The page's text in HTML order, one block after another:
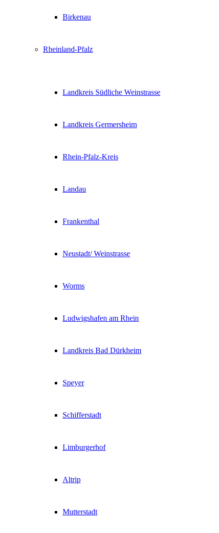
Birkenau
Rheinland-Pfalz
Landkreis Südliche Weinstrasse
Landkreis Germersheim
Rhein-Pfalz-Kreis
Landau
Frankenthal
Neustadt/ Weinstrasse
Worms
Ludwigshafen am Rhein
Landkreis Bad Dürkheim
Speyer
Schifferstadt
Limburgerhof
Altrip
Mutterstadt